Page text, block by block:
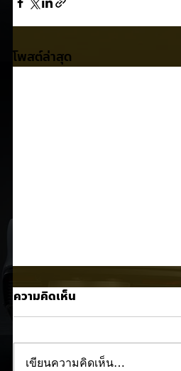
โพสต์ล่าสุด
ความคิดเห็น
เขียนความคิดเห็น…